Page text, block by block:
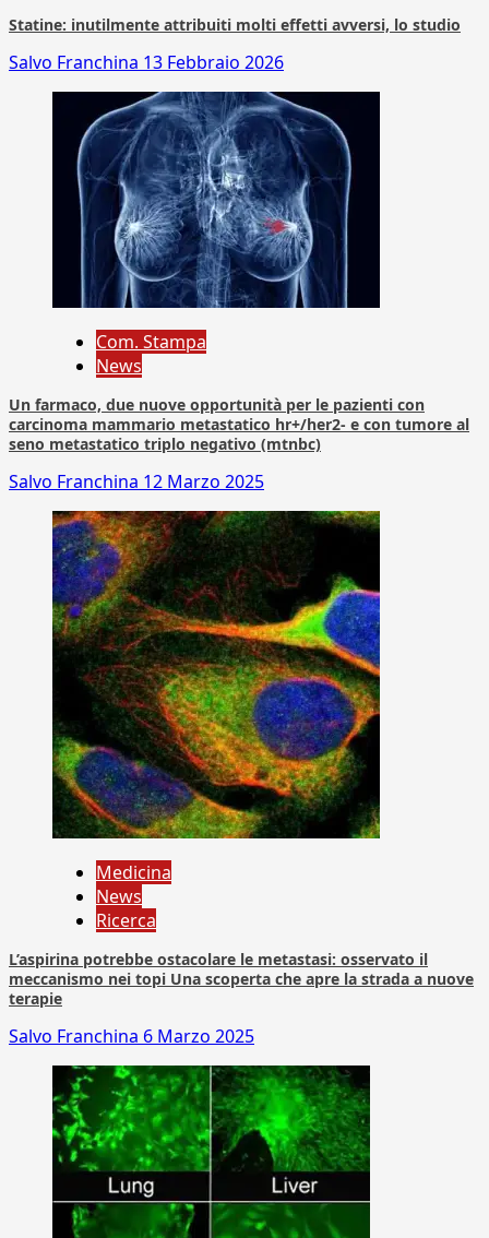
Statine: inutilmente attribuiti molti effetti avversi, lo studio
Salvo Franchina 13 Febbraio 2026
Com. Stampa
News
Un farmaco, due nuove opportunità per le pazienti con
carcinoma mammario metastatico hr+/her2- e con tumore al
seno metastatico triplo negativo (mtnbc)
Salvo Franchina 12 Marzo 2025
Medicina
News
Ricerca
L’aspirina potrebbe ostacolare le metastasi: osservato il
meccanismo nei topi Una scoperta che apre la strada a nuove
terapie
Salvo Franchina 6 Marzo 2025